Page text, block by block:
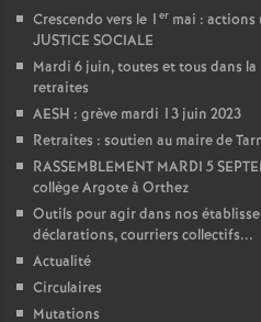
Crescendo vers le 1 er mai : actions
JUSTICE SOCIALE
Mardi 6 juin, toutes et tous dans
retraites
AESH : grève mardi 13 juin 2023
Retraites : soutien au maire de
RASSEMBLEMENT MARDI 5
collège Argote à Orthez
Outils pour agir dans nos
déclarations, courriers collectifs...
Actualité
Circulaires
Mutations